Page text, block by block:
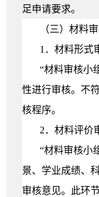
足申请要求。
（三）材料
1．材料形式
“材料审核小
性进行审核。不
核程序。
2．材料评价
“材料审核小
景、学业成绩、
审核意见。
此环